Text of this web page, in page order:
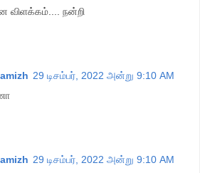
விளக்கம்.... நன்றி
29 டிசம்பர், 2022 அன்று 9:10 AM
29 டிசம்பர், 2022 அன்று 9:10 AM